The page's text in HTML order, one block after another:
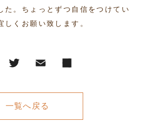
た。ちょっとずつ自信をつけてい
しくお願い致します。
一覧へ戻る